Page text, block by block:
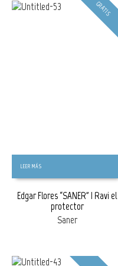
GRATIS
LEER MÁS
Edgar Flores “SANER” | Ravi el
protector
Saner